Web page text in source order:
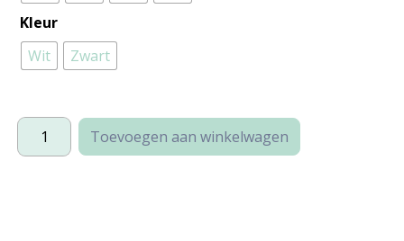
Kleur
Wit
Zwart
Cannes
(plussize)
Toevoegen aan winkelwagen